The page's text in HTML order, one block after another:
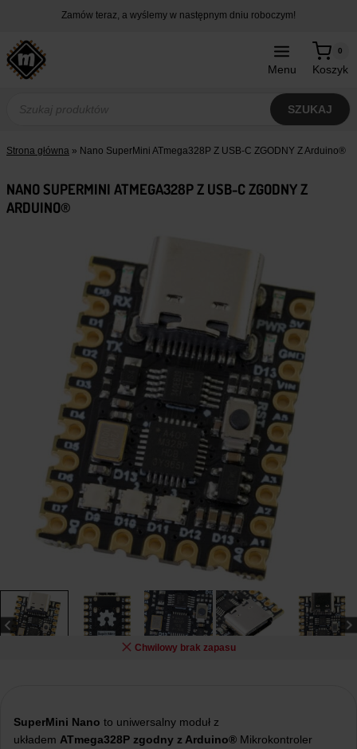
treści
Zamów teraz, a wyślemy w następnym dniu roboczym!
Menu Koszyk
0
produktów
SZUKAJ
Strona główna » Nano SuperMini ATmega328P Z USB-C ZGODNY Z Arduino®
NANO SUPERMINI ATMEGA328P Z USB-C ZGODNY Z
ARDUINO®
Chwilowy brak zapasu
SuperMini Nano to uniwersalny moduł z
układem ATmega328P zgodny z Arduino® Mikrokontroler